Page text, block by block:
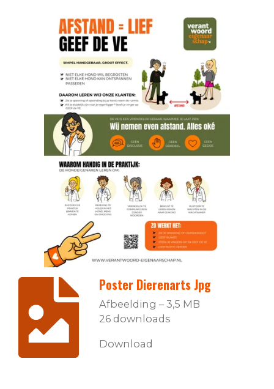
Poster Dierenarts Jpg
Afbeelding – 3,5 MB
26 downloads
Download